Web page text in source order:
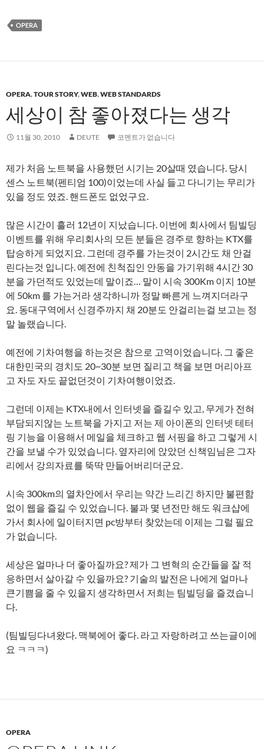
OPERA
OPERA,TOUR STORY,WEB,WEB STANDARDS
세상이 참 좋아졌다는 생각
11월 30, 2010 DEUTE 코멘트가 없습니다
제가 처음 노트북을 사용했던 시기는 20살때 였습니다. 당시
센스 노트북(펜티엄 100)이었는데 사실 들고 다니기는 무리가
있을 정도 였죠. 핸드폰도 없었구요.
많은 시간이 흘러 12년이 지났습니다. 이번에 회사에서 팀빌딩
이벤트를 위해 우리회사의 모든 분들은 경주로 향하는 KTX를
탑승하게 되었지요. 그런데 경주를 가는것이 2시간도 채 안걸
린다는것 입니다. 예전에 친척집인 안동을 가기위해 4시간 30
분을 가던적도 있었는데 말이죠… 말이 시속 300Km 이지 10분
에 50km 를 가는거라 생각하니까 정말 빠른게 느껴지더라구
요. 동대구역에서 신경주까지 채 20분도 안걸리는걸 보고는 정
말 놀랬습니다.
예전에 기차여행을 하는것은 참으로 고역이었습니다. 그 좋은
대한민국의 경치도 20~30분 보면 질리고 책을 보면 머리아프
고 자도 자도 끝없던것이 기차여행이었죠.
그런데 이제는 KTX내에서 인터넷을 즐길수 있고, 무게가 전혀
부담되지않는 노트북을 가지고 저는 제 아이폰의 인터넷 테터
링 기능을 이용해서 메일을 체크하고 웹 서핑을 하고 그렇게 시
간을 보낼 수가 있었습니다. 옆자리에 앉았던 신책임님은 그자
리에서 강의자료를 뚝딱 만들어버리더군요.
시속 300km의 열차안에서 우리는 약간 느리긴 하지만 불편함
없이 웹을 즐길 수 있었습니다. 불과 몇 년전만 해도 워크샵에
가서 회사에 일이터지면 pc방부터 찾았는데 이제는 그럴 필요
가 없습니다.
세상은 얼마나 더 좋아질까요? 제가 그 변혁의 순간들을 잘 적
응하면서 살아갈 수 있을까요? 기술의 발전은 나에게 얼마나
큰기쁨을 줄 수 있을지 생각하면서 저희는 팀빌딩을 즐겼습니
다.
(팀빌딩다녀왔다. 맥북에어 좋다. 라고 자랑하려고 쓰는글이에
요 ㅋㅋㅋ)
OPERA